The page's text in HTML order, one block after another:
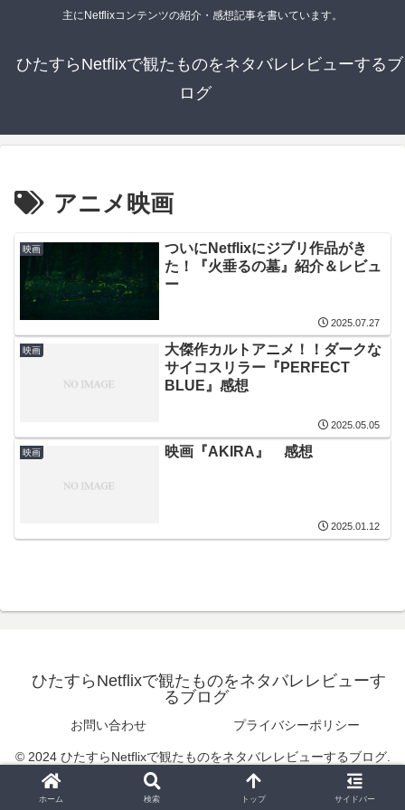
主にNetflixコンテンツの紹介・感想記事を書いています。
ひたすらNetflixで観たものをネタバレレビューするブ
ログ
アニメ映画
映画
ついにNetflixにジブリ作品がき
た！『火垂るの墓』紹介＆レビュ
ー
2025.07.27
映画
大傑作カルトアニメ！！ダークな
サイコスリラー『PERFECT
BLUE』感想
2025.05.05
映画 映画『AKIRA』 感想
2025.01.12
ひたすらNetflixで観たものをネタバレレビューす
るブログ
お問い合わせ プライバシーポリシー
© 2024 ひたすらNetflixで観たものをネタバレレビューするブログ.
ホーム 検索 トップ サイドバー